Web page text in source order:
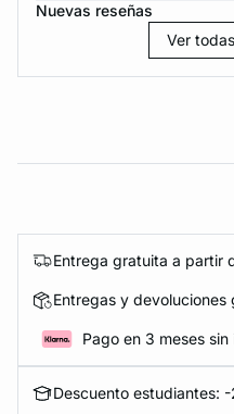
Nuevas reseñas
Ver
Entrega gratuita a partir
Entregas y devoluciones
Pago en 3 meses sin
Descuento estudiantes: